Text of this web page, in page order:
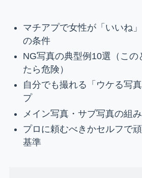
マチアプで女性が「いいね
の条件
NG写真の典型例10選（この
たら危険）
自分でも撮れる「ウケる写
プ
メイン写真・サブ写真の組
プロに頼むべきかセルフで
基準